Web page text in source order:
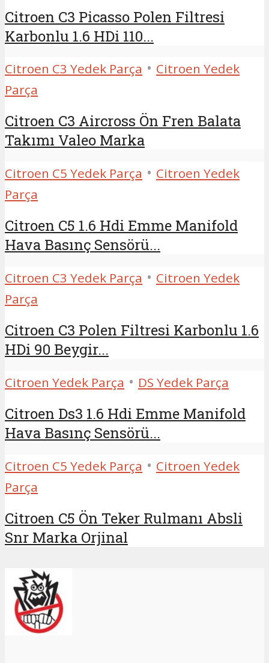
Citroen C3 Picasso Polen Filtresi
Karbonlu 1.6 HDi 110...
Citroen C3 Yedek Parça • Citroen Yedek
Parça
Citroen C3 Aircross Ön Fren Balata
Takımı Valeo Marka
Citroen C5 Yedek Parça • Citroen Yedek
Parça
Citroen C5 1.6 Hdi Emme Manifold
Hava Basınç Sensörü...
Citroen C3 Yedek Parça • Citroen Yedek
Parça
Citroen C3 Polen Filtresi Karbonlu 1.6
HDi 90 Beygir...
Citroen Yedek Parça • DS Yedek Parça
Citroen Ds3 1.6 Hdi Emme Manifold
Hava Basınç Sensörü...
Citroen C5 Yedek Parça • Citroen Yedek
Parça
Citroen C5 Ön Teker Rulmanı Absli
Snr Marka Orjinal